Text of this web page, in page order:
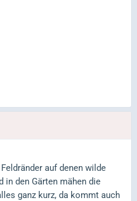
auf denen wilde
in den Gärten mähen die
ganz kurz, da kommt auch